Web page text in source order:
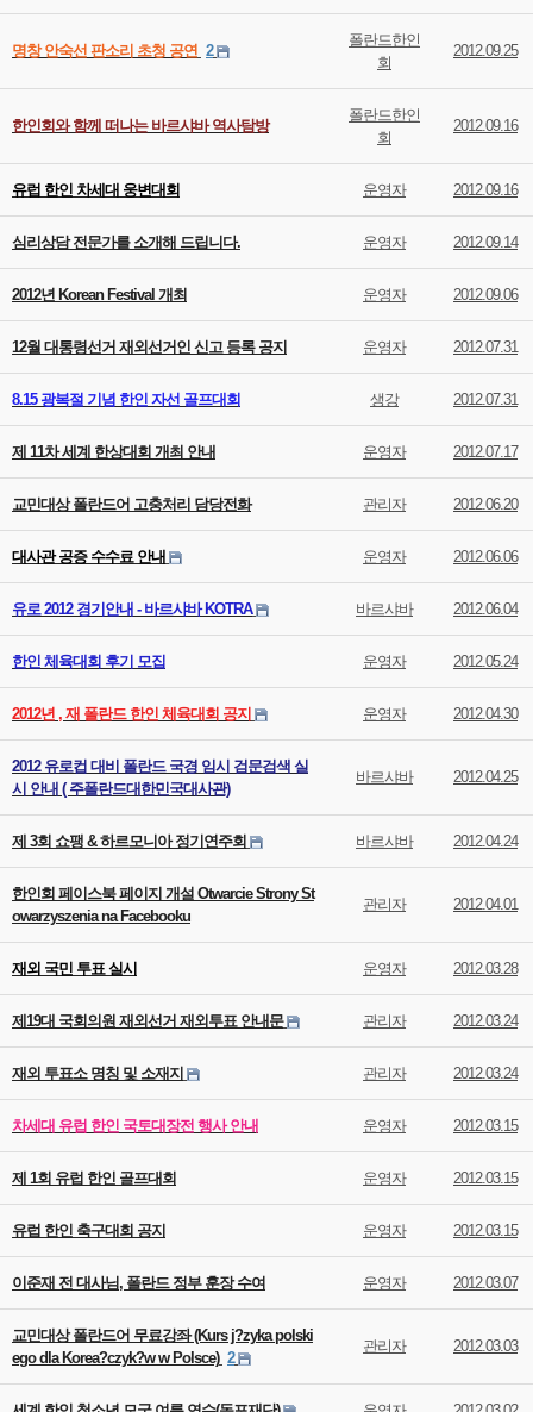
명창 안숙선 판소리 초청 공연 2
폴란드한인
회
2012.09.25
한인회와 함께 떠나는 바르샤바 역사탐방
폴란드한인
회
2012.09.16
유럽 한인 차세대 웅변대회 운영자 2012.09.16
심리상담 전문가를 소개해 드립니다. 운영자 2012.09.14
2012년 Korean Festival 개최 운영자 2012.09.06
12월 대통령선거 재외선거인 신고 등록 공지 운영자 2012.07.31
8.15 광복절 기념 한인 자선 골프대회 생강 2012.07.31
제 11차 세계 한상대회 개최 안내 운영자 2012.07.17
교민대상 폴란드어 고충처리 담당전화 관리자 2012.06.20
대사관 공증 수수료 안내 운영자 2012.06.06
유로 2012 경기안내 - 바르샤바 KOTRA 바르샤바 2012.06.04
한인 체육대회 후기 모집 운영자 2012.05.24
2012년 , 재 폴란드 한인 체육대회 공지 운영자 2012.04.30
2012 유로컵 대비 폴란드 국경 임시 검문검색 실
시 안내 ( 주폴란드대한민국대사관)
바르샤바 2012.04.25
제 3회 쇼팽 & 하르모니아 정기연주회 바르샤바 2012.04.24
한인회 페이스북 페이지 개설 Otwarcie Strony St
owarzyszenia na Facebooku
관리자 2012.04.01
재외 국민 투표 실시 운영자 2012.03.28
제19대 국회의원 재외선거 재외투표 안내문 관리자 2012.03.24
재외 투표소 명칭 및 소재지 관리자 2012.03.24
차세대 유럽 한인 국토대장전 행사 안내 운영자 2012.03.15
제 1회 유럽 한인 골프대회 운영자 2012.03.15
유럽 한인 축구대회 공지 운영자 2012.03.15
이준재 전 대사님, 폴란드 정부 훈장 수여 운영자 2012.03.07
교민대상 폴란드어 무료강좌 (Kurs j?zyka polski
ego dla Korea?czyk?w w Polsce) 2
관리자 2012.03.03